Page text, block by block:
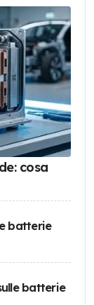
cosa
batterie
batterie